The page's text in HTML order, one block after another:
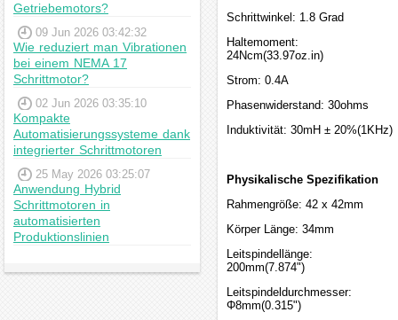
Getriebemotors?
09 Jun 2026 03:42:32
Wie reduziert man Vibrationen
bei einem NEMA 17
Schrittmotor?
02 Jun 2026 03:35:10
Kompakte
Automatisierungssysteme dank
integrierter Schrittmotoren
25 May 2026 03:25:07
Anwendung Hybrid
Schrittmotoren in
automatisierten
Produktionslinien
Schrittwinkel: 1.8 Grad
Haltemoment:
24Ncm(33.97oz.in)
Strom: 0.4A
Phasenwiderstand: 30ohms
Induktivität: 30mH ± 20%(1KHz)
Physikalische Spezifikation
Rahmengröße: 42 x 42mm
Körper Länge: 34mm
Leitspindellänge:
200mm(7.874")
Leitspindeldurchmesser:
Φ8mm(0.315")